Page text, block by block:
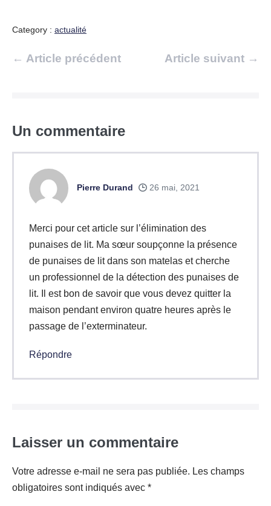
Category : actualité
Navigation
← Article précédent Article suivant →
Un commentaire
Pierre Durand 26 mai, 2021
Merci pour cet article sur l’élimination des
punaises de lit. Ma sœur soupçonne la présence
de punaises de lit dans son matelas et cherche
un professionnel de la détection des punaises de
lit. Il est bon de savoir que vous devez quitter la
maison pendant environ quatre heures après le
passage de l’exterminateur.
Répondre
Laisser un commentaire
Votre adresse e-mail ne sera pas publiée. Les champs
obligatoires sont indiqués avec *